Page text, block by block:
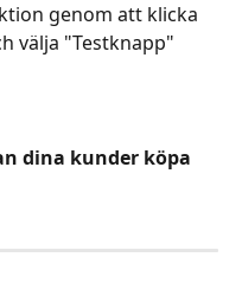
genom att klicka
välja "Testknapp"